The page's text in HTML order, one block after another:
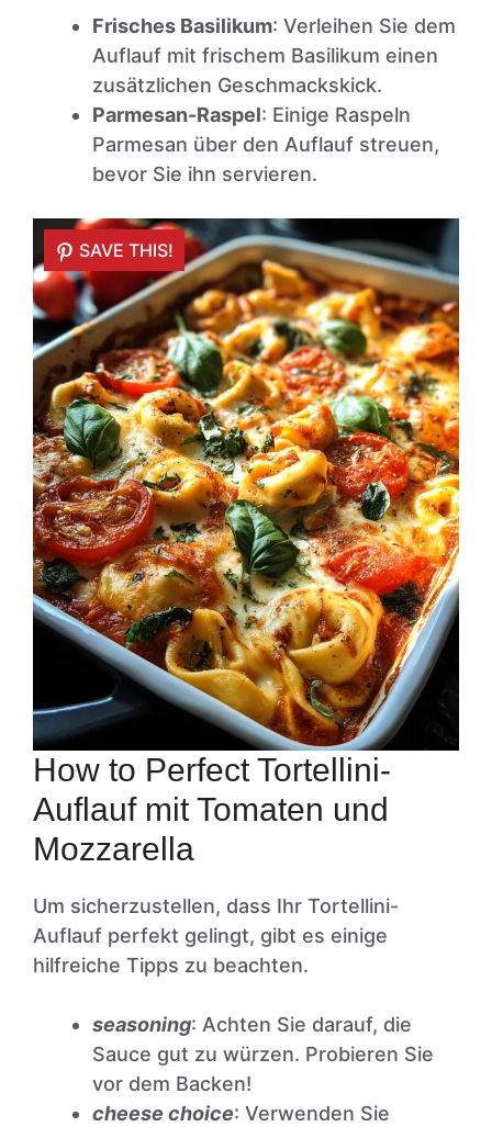
Frisches Basilikum: Verleihen Sie dem
Auflauf mit frischem Basilikum einen
zusätzlichen Geschmackskick.
Parmesan-Raspel: Einige Raspeln
Parmesan über den Auflauf streuen,
bevor Sie ihn servieren.
SAVE THIS!
How to Perfect Tortellini-
Auflauf mit Tomaten und
Mozzarella
Um sicherzustellen, dass Ihr Tortellini-
Auflauf perfekt gelingt, gibt es einige
hilfreiche Tipps zu beachten.
seasoning: Achten Sie darauf, die
Sauce gut zu würzen. Probieren Sie
vor dem Backen!
cheese choice: Verwenden Sie